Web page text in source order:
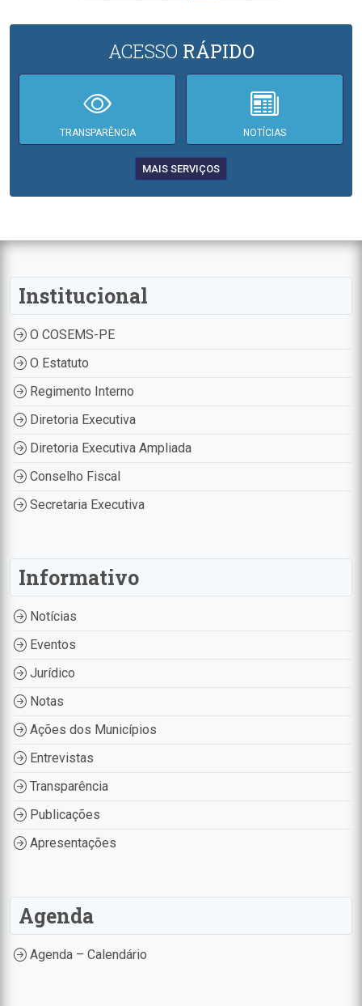
ACESSO RÁPIDO
TRANSPARÊNCIA NOTÍCIAS
MAIS SERVIÇOS
Institucional
O COSEMS-PE
O Estatuto
Regimento Interno
Diretoria Executiva
Diretoria Executiva Ampliada
Conselho Fiscal
Secretaria Executiva
Informativo
Notícias
Eventos
Jurídico
Notas
Ações dos Municípios
Entrevistas
Transparência
Publicações
Apresentações
Agenda
Agenda – Calendário